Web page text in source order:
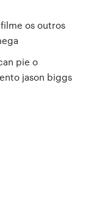
os outros
pie o
jason biggs